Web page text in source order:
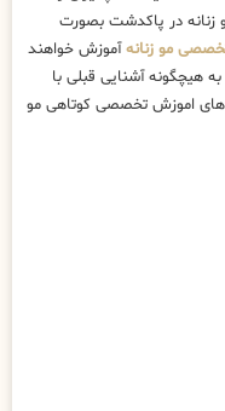
زنانه در پاکدشت بصورت
مو زنانهآموزش خواهند
هیچگونه آشنایی قبلی با
های اموزش تخصصی کوتاهی مو